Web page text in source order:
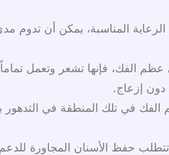
المناسبة، يمكن أن تدوم
الفك، فإنها تشعر وتعمل تماماً
دون إزعاج.
الفك في تلك المنطقة في
حفظ الأسنان المجاورة